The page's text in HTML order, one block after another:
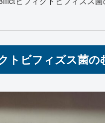
トビフィズス菌の